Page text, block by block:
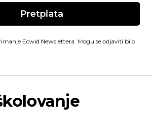
Pretplata
Ecwid Newslettera. Mogu se odjaviti bilo